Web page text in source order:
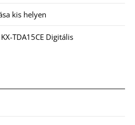
kis helyen
TDA15CE Digitális